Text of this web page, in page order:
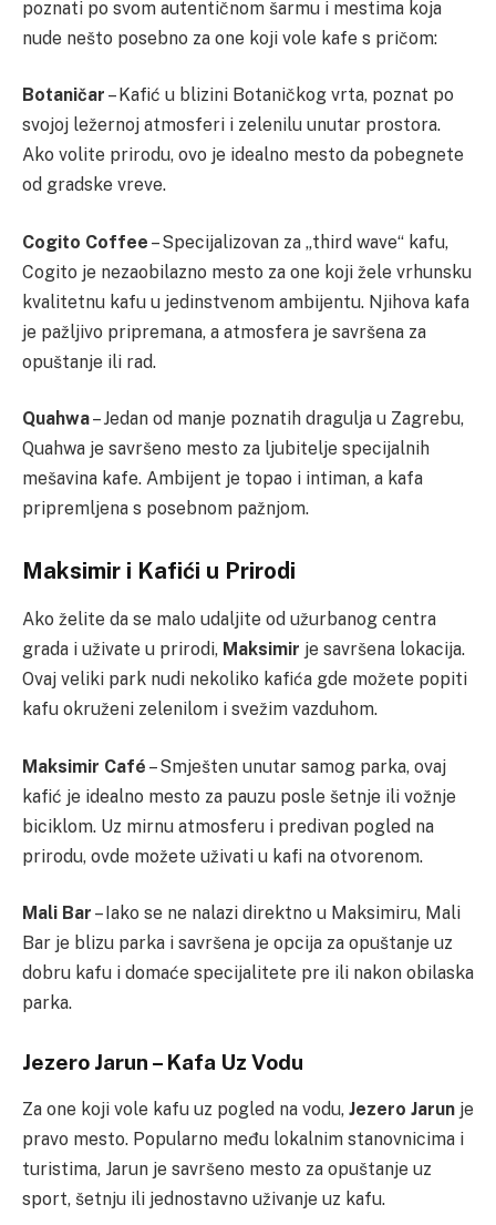
poznati po svom autentičnom šarmu i mestima koja
nude nešto posebno za one koji vole kafe s pričom:
Botaničar – Kafić u blizini Botaničkog vrta, poznat po
svojoj ležernoj atmosferi i zelenilu unutar prostora.
Ako volite prirodu, ovo je idealno mesto da pobegnete
od gradske vreve.
Cogito Coffee – Specijalizovan za „third wave“ kafu,
Cogito je nezaobilazno mesto za one koji žele vrhunsku
kvalitetnu kafu u jedinstvenom ambijentu. Njihova kafa
je pažljivo pripremana, a atmosfera je savršena za
opuštanje ili rad.
Quahwa– Jedan od manje poznatih dragulja u Zagrebu,
Quahwa je savršeno mesto za ljubitelje specijalnih
mešavina kafe. Ambijent je topao i intiman, a kafa
pripremljena s posebnom pažnjom.
Maksimir i Kafići u Prirodi
Ako želite da se malo udaljite od užurbanog centra
grada i uživate u prirodi, Maksimir je savršena lokacija.
Ovaj veliki park nudi nekoliko kafića gde možete popiti
kafu okruženi zelenilom i svežim vazduhom.
Maksimir Café – Smješten unutar samog parka, ovaj
kafić je idealno mesto za pauzu posle šetnje ili vožnje
biciklom. Uz mirnu atmosferu i predivan pogled na
prirodu, ovde možete uživati u kafi na otvorenom.
Mali Bar – Iako se ne nalazi direktno u Maksimiru, Mali
Bar je blizu parka i savršena je opcija za opuštanje uz
dobru kafu i domaće specijalitete pre ili nakon obilaska
parka.
Jezero Jarun – Kafa Uz Vodu
Za one koji vole kafu uz pogled na vodu, Jezero Jarun je
pravo mesto. Popularno među lokalnim stanovnicima i
turistima, Jarun je savršeno mesto za opuštanje uz
sport, šetnju ili jednostavno uživanje uz kafu.